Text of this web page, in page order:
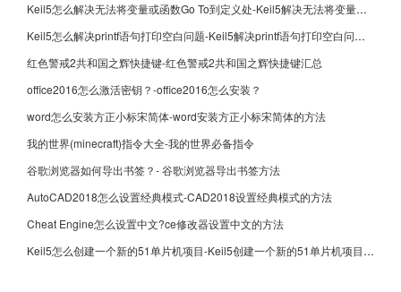
Keil5怎么解决无法将变量或函数Go To到定义处-Keil5解决无法将变量或函数Go To到定义处的方法
Keil5怎么解决printf语句打印空白问题-Keil5解决printf语句打印空白问题的方法
红色警戒2共和国之辉快捷键-红色警戒2共和国之辉快捷键汇总
office2016怎么激活密钥？-office2016怎么安装？
word怎么安装方正小标宋简体-word安装方正小标宋简体的方法
我的世界(minecraft)指令大全-我的世界必备指令
谷歌浏览器如何导出书签？- 谷歌浏览器导出书签方法
AutoCAD2018怎么设置经典模式-CAD2018设置经典模式的方法
Cheat Engine怎么设置中文?ce修改器设置中文的方法
Keil5怎么创建一个新的51单片机项目-Keil5创建一个新的51单片机项目的方法